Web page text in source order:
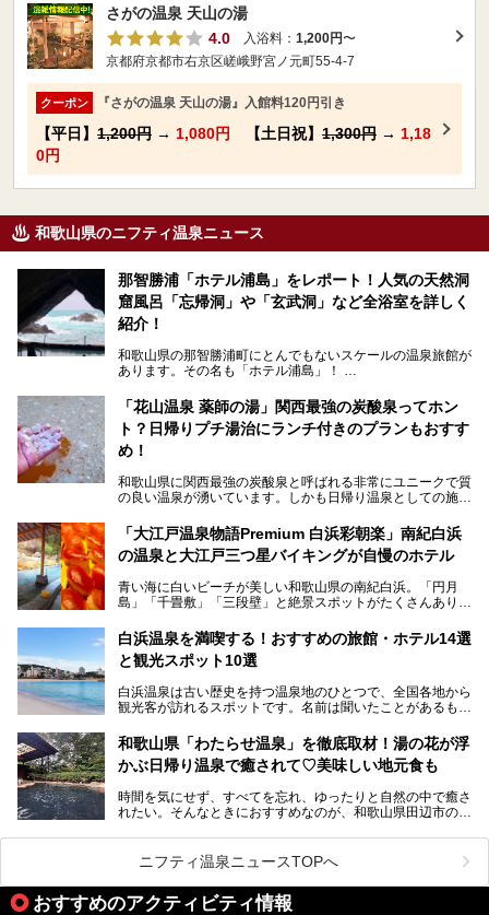
さがの温泉 天山の湯
4.0
入浴料： 1,200円〜
京都府京都市右京区嵯峨野宮ノ元町55-4-7
クーポン 『さがの温泉 天山の湯』入館料120円引き
【平日】 1,200円 → 1,080円 【土日祝】 1,300円 → 1,18
0円
和歌山県のニフティ温泉ニュース
那智勝浦「ホテル浦島」をレポート！人気の天然洞
窟風呂「忘帰洞」や「玄武洞」など全浴室を詳しく
紹介！
和歌山県の那智勝浦町にとんでもないスケールの温泉旅館が
あります。その名も「ホテル浦島」！
泉。日本一長いエスカレーターで「本館」と「山上館」を結
び、海を一望する絶景も。
6ヵ所のお風呂のうち5ヵ所までは日帰り入浴も可。可愛ら
しいカメさんの形の送迎船「浦島丸」に乗っていざ、温泉の
湧く竜宮城へ！
───
提供元：那智勝浦町【PR】
この記事は那智勝浦町のPR記事です。
「花山温泉 薬師の湯」関西最強の炭酸泉ってホン
ト？日帰りプチ湯治にランチ付きのプランもおすす
め！
和歌山県に関西最強の炭酸泉と呼ばれる非常にユニークで質
の良い温泉が湧いています。しかも日帰り温泉としての施設
薬師の湯」。朝一番のお風呂にはパリパリシャリシャリと膜
が張って、それを砕きながら入浴できるとか！
ンチに人気のお食事処メニューも紹介しちゃいます！
「大江戸温泉物語Premium 白浜彩朝楽」南紀白浜
の温泉と大江戸三つ星バイキングが自慢のホテル
青い海に白いビーチが美しい和歌山県の南紀白浜。「円月
島」「千畳敷」「三段壁」と絶景スポットがたくさんありま
場する歴史の古さから日本三古湯の一つにも。
そんな「南紀白浜温泉」の「大江戸温泉物語Premium 白浜
グ」がスタートしました。温泉＆バイキング＆レジャースポ
ットとしてのこのホテルの魅力をたっぷり体験してきたので
───
提供元：大江戸温泉物語ホテルズ＆リゾーツ株式会社【P
この記事は大江戸温泉物語Premium 白浜彩朝楽のPR記事で
す。
白浜温泉を満喫する！おすすめの旅館・ホテル14選
と観光スポット10選
白浜温泉は古い歴史を持つ温泉地のひとつで、全国各地から
観光客が訪れるスポットです。名前は聞いたことがあるもの
か、実は知らない方も多いのではないでしょうか。
そこで今回は、白浜温泉ビギナー向けの基本情報をご紹介し
浜温泉を訪れるなら外せない観光スポットも合わせてご紹介
します。
和歌山県「わたらせ温泉」を徹底取材！湯の花が浮
かぶ日帰り温泉で癒されて♡美味しい地元食も
時間を気にせず、すべてを忘れ、ゆったりと自然の中で癒さ
れたい。そんなときにおすすめなのが、和歌山県田辺市の
の豊かな山々を眺めながら、どんどん期待が膨らみますよ。
「わたらせ温泉」では、温泉に入れるだけではなく、地元の
特産品を使った食事をいただける「露天食堂」でお腹も満た
すことができます。ぜひチェックしてくださいね。
ニフティ温泉ニュースTOPへ
おすすめのアクティビティ情報